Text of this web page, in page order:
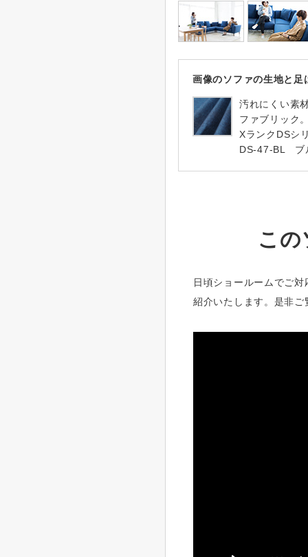
画像のソファの生地と足
汚れにくい素
ファブリック
XランクDS
DS-47-BL ブ
この
日頃ショールームでご
紹介いたします。是非ご